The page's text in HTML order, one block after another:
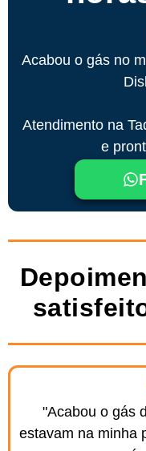
Acabou o gás no
Atendimento na
e
"Acabou o gás
estavam na minha